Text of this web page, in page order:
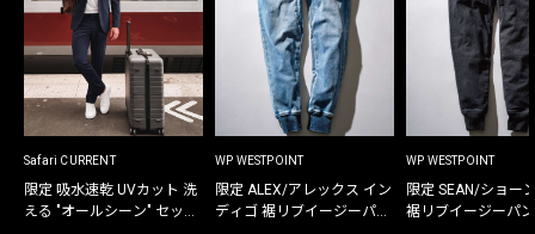
Safari CURRENT
限定 吸水速乾 UVカット 洗
える "オールシーン" セット
WP WESTPOINT
限定 ALEX/アレックス イン
ディゴ 裾リブイージーパン
WP WESTPOINT
限定 SEAN/ショー
裾リブイージーパ